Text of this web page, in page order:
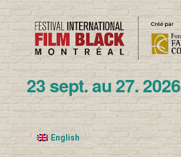
23 sept. au 27. 2026
English